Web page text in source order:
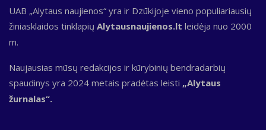
UAB „Alytaus naujienos“ yra ir Dzūkijoje vieno populiariausių
žiniasklaidos tinklapių Alytausnaujienos.lt leidėja nuo 2000
m.
Naujausias mūsų redakcijos ir kūrybinių bendradarbių
spaudinys yra 2024 metais pradėtas leisti „Alytaus
žurnalas“.